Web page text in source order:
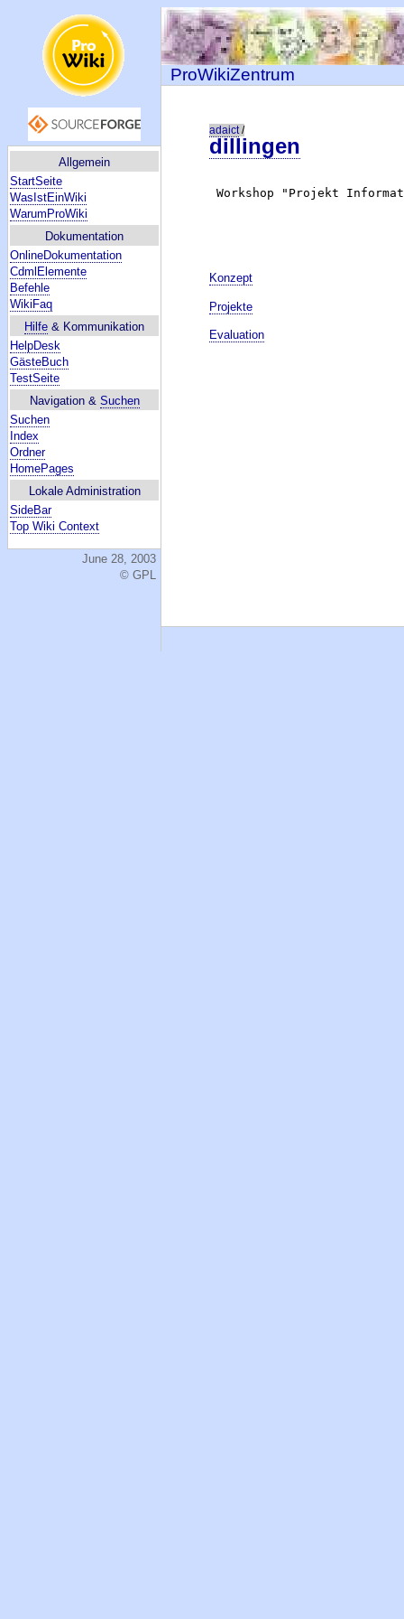
Allgemein
StartSeite
WasIstEinWiki
WarumProWiki
Dokumentation
OnlineDokumentation
CdmlElemente
Befehle
WikiFaq
Hilfe & Kommunikation
HelpDesk
GästeBuch
TestSeite
Navigation & Suchen
Suchen
Index
Ordner
HomePages
Lokale Administration
SideBar
Top Wiki Context
June 28, 2003
© GPL
ProWikiZentrum
adaict/
dillingen
Konzept
Projekte
Evaluation